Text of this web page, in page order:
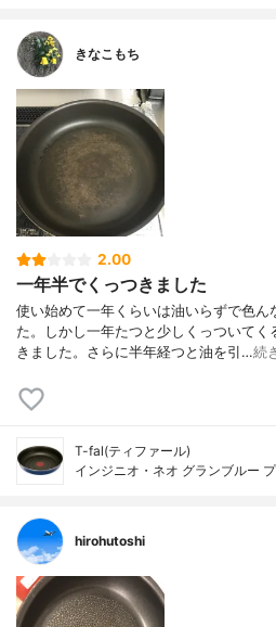
きなこもち
2.00
一年半でくっつきました
使い始めて一年くらいは油いらずで色ん
た。しかし一年たつと少しくっついて
きました。さらに半年経つと油を引…続
T-fal(ティファール)
インジニオ・ネオ グランブルー
hirohutoshi